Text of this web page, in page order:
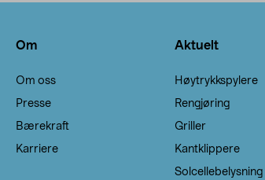
Om
Om oss
Presse
Bærekraft
Karriere
Aktuelt
Høytrykkspylere
Rengjøring
Griller
Kantklippere
Solcellebelysning